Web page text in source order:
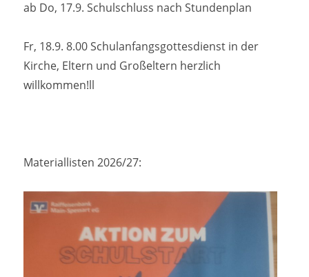
ab Do, 17.9. Schulschluss nach Stundenplan
Fr, 18.9. 8.00 Schulanfangsgottesdienst in der
Kirche, Eltern und Großeltern herzlich
willkommen!ll
Materiallisten 2026/27: